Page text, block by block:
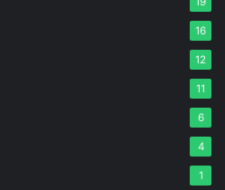
16
12
11
6
4
1